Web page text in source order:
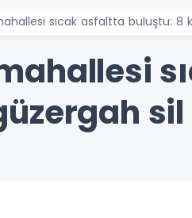
mahallesi sıcak asfaltta buluştu:
mahallesi